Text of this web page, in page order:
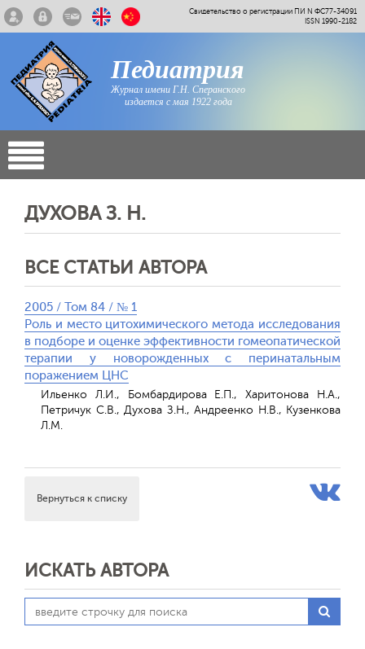
Свидетельство о регистрации ПИ N ФС77-34091
ISSN 1990-2182
Педиатрия
Журнал имени Г.Н. Сперанского
издается с мая 1922 года
ДУХОВА З. Н.
ВСЕ СТАТЬИ АВТОРА
2005 / Том 84 / № 1
Роль и место цитохимического метода исследования
в подборе и оценке эффективности гомеопатической
терапии у новорожденных с перинатальным
поражением ЦНС
Ильенко Л.И., Бомбардирова Е.П., Харитонова Н.А.,
Петричук С.В., Духова З.Н., Андреенко Н.В., Кузенкова
Л.М.
Вернуться к списку
ИСКАТЬ АВТОРА